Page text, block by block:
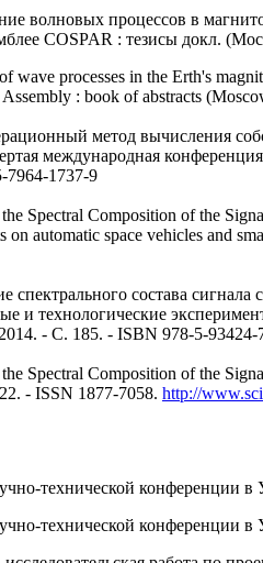
волновых процессов в
COSPAR : тезисы докл.
processes in the Erth's
: book of abstracts
метод вычисления
международная
1737-9
Spectral Composition of the
automatic space vehicles and
состава сигнала
и технологические
- С. 185. - ISBN 978-5-93424-
Spectral Composition of the
- ISSN 1877-7058. http://
технической конференции в
технической конференции в